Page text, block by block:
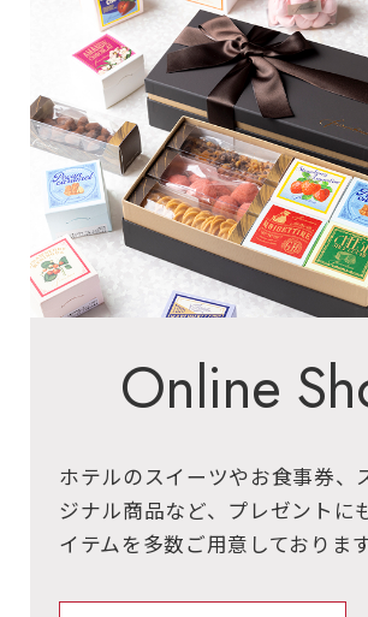
Online
ホテルのスイーツやお食事券、
ジナル商品など、プレゼントに
イテムを多数ご用意しております